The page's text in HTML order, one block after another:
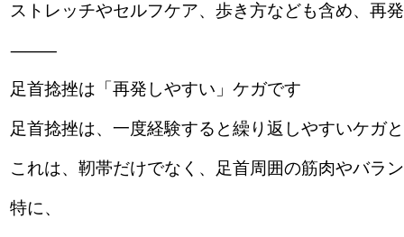
ストレッチやセルフケア、歩き方なども含め、再
⸻
足首捻挫は「再発しやすい」ケガです
足首捻挫は、一度経験すると繰り返しやすいケガ
これは、靭帯だけでなく、足首周囲の筋肉やバラ
特に、